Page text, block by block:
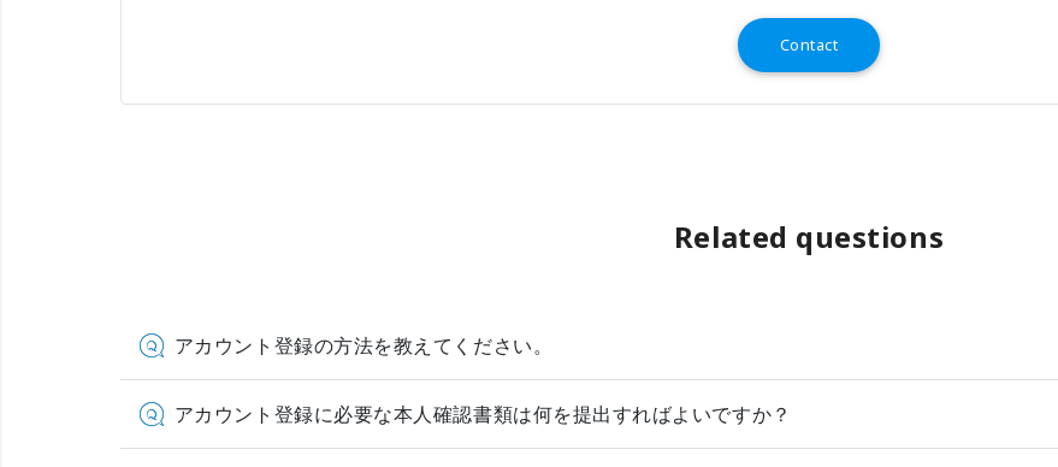
Contact
Related questions
アカウント登録の方法を教えてください。
アカウント登録に必要な本人確認書類は何を提出すればよいですか？